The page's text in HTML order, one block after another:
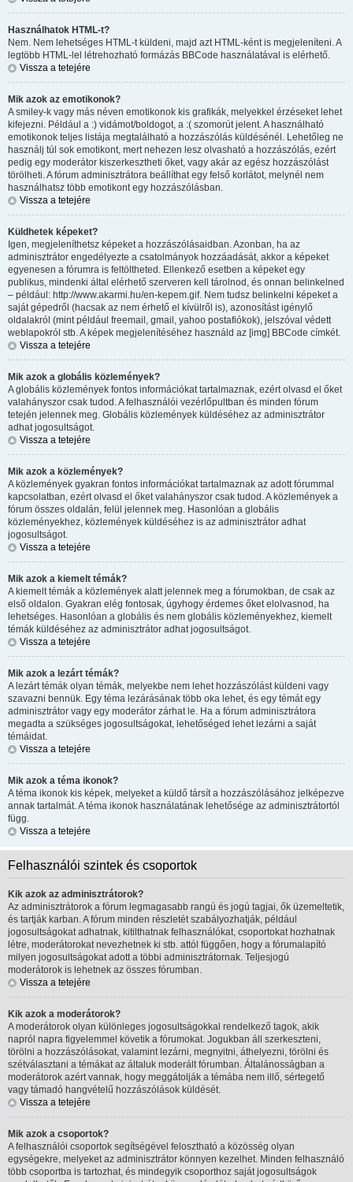
Használhatok HTML-t?
Nem. Nem lehetséges HTML-t küldeni, majd azt HTML-ként is megjeleníteni. A
legtöbb HTML-lel létrehozható formázás BBCode használatával is elérhető.
Vissza a tetejére
Mik azok az emotikonok?
A smiley-k vagy más néven emotikonok kis grafikák, melyekkel érzéseket lehet
kifejezni. Például a :) vidámot/boldogot, a :( szomorút jelent. A használható
emotikonok teljes listája megtalálható a hozzászólás küldésénél. Lehetőleg ne
használj túl sok emotikont, mert nehezen lesz olvasható a hozzászólás, ezért
pedig egy moderátor kiszerkesztheti őket, vagy akár az egész hozzászólást
törölheti. A fórum adminisztrátora beállíthat egy felső korlátot, melynél nem
használhatsz több emotikont egy hozzászólásban.
Vissza a tetejére
Küldhetek képeket?
Igen, megjeleníthetsz képeket a hozzászólásaidban. Azonban, ha az
adminisztrátor engedélyezte a csatolmányok hozzáadását, akkor a képeket
egyenesen a fórumra is feltöltheted. Ellenkező esetben a képeket egy
publikus, mindenki által elérhető szerveren kell tárolnod, és onnan belinkelned
– például: http://www.akarmi.hu/en-kepem.gif. Nem tudsz belinkelni képeket a
saját gépedről (hacsak az nem érhető el kívülről is), azonosítást igénylő
oldalakról (mint például freemail, gmail, yahoo postafiókok), jelszóval védett
weblapokról stb. A képek megjelenítéséhez használd az [img] BBCode címkét.
Vissza a tetejére
Mik azok a globális közlemények?
A globális közlemények fontos információkat tartalmaznak, ezért olvasd el őket
valahányszor csak tudod. A felhasználói vezérlőpultban és minden fórum
tetején jelennek meg. Globális közlemények küldéséhez az adminisztrátor
adhat jogosultságot.
Vissza a tetejére
Mik azok a közlemények?
A közlemények gyakran fontos információkat tartalmaznak az adott fórummal
kapcsolatban, ezért olvasd el őket valahányszor csak tudod. A közlemények a
fórum összes oldalán, felül jelennek meg. Hasonlóan a globális
közleményekhez, közlemények küldéséhez is az adminisztrátor adhat
jogosultságot.
Vissza a tetejére
Mik azok a kiemelt témák?
A kiemelt témák a közlemények alatt jelennek meg a fórumokban, de csak az
első oldalon. Gyakran elég fontosak, úgyhogy érdemes őket elolvasnod, ha
lehetséges. Hasonlóan a globális és nem globális közleményekhez, kiemelt
témák küldéséhez az adminisztrátor adhat jogosultságot.
Vissza a tetejére
Mik azok a lezárt témák?
A lezárt témák olyan témák, melyekbe nem lehet hozzászólást küldeni vagy
szavazni bennük. Egy téma lezárásának több oka lehet, és egy témát egy
adminisztrátor vagy egy moderátor zárhat le. Ha a fórum adminisztrátora
megadta a szükséges jogosultságokat, lehetőséged lehet lezárni a saját
témáidat.
Vissza a tetejére
Mik azok a téma ikonok?
A téma ikonok kis képek, melyeket a küldő társít a hozzászólásához jelképezve
annak tartalmát. A téma ikonok használatának lehetősége az adminisztrátortól
függ.
Vissza a tetejére
Felhasználói szintek és csoportok
Kik azok az adminisztrátorok?
Az adminisztrátorok a fórum legmagasabb rangú és jogú tagjai, ők üzemeltetik,
és tartják karban. A fórum minden részletét szabályozhatják, például
jogosultságokat adhatnak, kitilthatnak felhasználókat, csoportokat hozhatnak
létre, moderátorokat nevezhetnek ki stb. attól függően, hogy a fórumalapító
milyen jogosultságokat adott a többi adminisztrátornak. Teljesjogú
moderátorok is lehetnek az összes fórumban.
Vissza a tetejére
Kik azok a moderátorok?
A moderátorok olyan különleges jogosultságokkal rendelkező tagok, akik
napról napra figyelemmel követik a fórumokat. Jogukban áll szerkeszteni,
törölni a hozzászólásokat, valamint lezárni, megnyitni, áthelyezni, törölni és
szétválasztani a témákat az általuk moderált fórumban. Általánosságban a
moderátorok azért vannak, hogy meggátolják a témába nem illő, sértegető
vagy támadó hangvételű hozzászólások küldését.
Vissza a tetejére
Mik azok a csoportok?
A felhasználói csoportok segítségével felosztható a közösség olyan
egységekre, melyeket az adminisztrátor könnyen kezelhet. Minden felhasználó
több csoportba is tartozhat, és mindegyik csoporthoz saját jogosultságok